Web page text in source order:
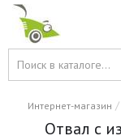
Интернет-магазин /
Отвал с